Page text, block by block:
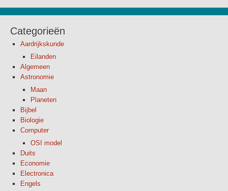
Categorieën
Aardrijkskunde
Eilanden
Algemeen
Astronomie
Maan
Planeten
Bijbel
Biologie
Computer
OSI model
Duits
Economie
Electronica
Engels